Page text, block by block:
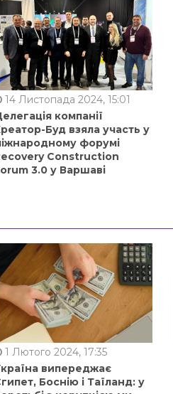
14 Листопада 2024, 15:01
компанії
Буд взяла участь у
форумі
Construction
3.0 у Варшаві
1 Лютого 2024, 17:35
випереджає
Боснію і Таїланд: у